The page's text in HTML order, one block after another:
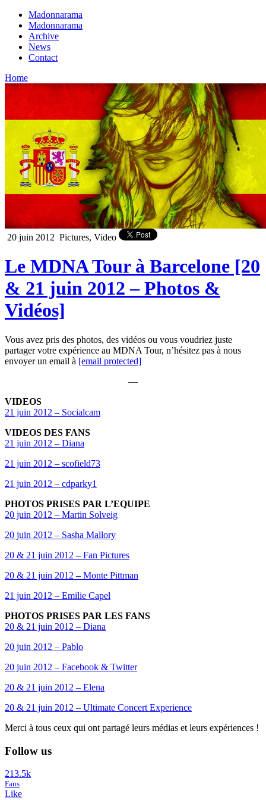
Madonnarama
Madonnarama
Archive
News
Contact
Home
20 juin 2012 Pictures, Video
Le MDNA Tour à Barcelone [20
& 21 juin 2012 – Photos &
Vidéos]
Vous avez pris des photos, des vidéos ou vous voudriez juste
partager votre expérience au MDNA Tour, n’hésitez pas à nous
envoyer un email à [email protected]
—
VIDEOS
21 juin 2012 – Socialcam
VIDEOS DES FANS
21 juin 2012 – Diana
21 juin 2012 – scofield73
21 juin 2012 – cdparky1
PHOTOS PRISES PAR L’EQUIPE
20 juin 2012 – Martin Solveig
20 juin 2012 – Sasha Mallory
20 & 21 juin 2012 – Fan Pictures
20 & 21 juin 2012 – Monte Pittman
21 juin 2012 – Emilie Capel
PHOTOS PRISES PAR LES FANS
20 & 21 juin 2012 – Diana
20 juin 2012 – Pablo
20 juin 2012 – Facebook & Twitter
20 & 21 juin 2012 – Elena
20 & 21 juin 2012 – Ultimate Concert Experience
Merci à tous ceux qui ont partagé leurs médias et leurs expériences !
Follow us
213.5k
Fans
Like